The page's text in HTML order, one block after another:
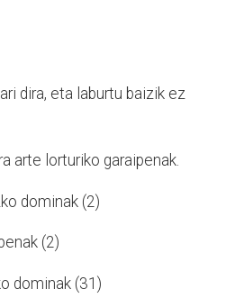
dira, eta laburtu baizik ez
arte lorturiko garaipenak.
dominak (2)
(2)
dominak (31)